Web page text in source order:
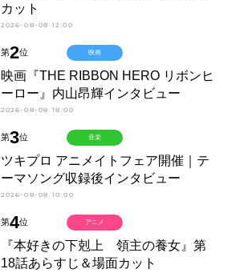
カット
2026-08-08 12:00
第2位
映画『THE RIBBON HERO リボンヒ
ーロー』内山昂輝インタビュー
2026-08-08 18:00
映画
第3位
ツキプロ アニメイトフェア開催｜テ
ーマソング収録後インタビュー
2026-08-08 10:00
音楽
第4位
『本好きの下剋上 領主の養女』第
18話あらすじ＆場面カット
アニメ